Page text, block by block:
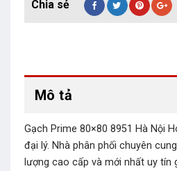
Mô tả
Gạch Prime 80×80 8951 Hà Nội
đại lý. Nhà phân phối chuyên
lượng cao cấp và mới nhất uy tín